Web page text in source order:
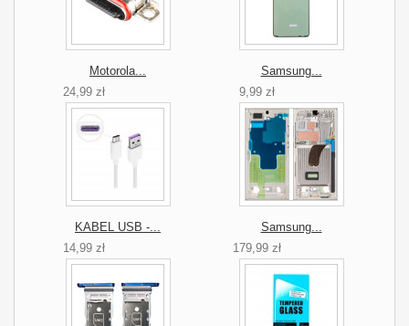
Motorola...
24,99 zł
Samsung...
9,99 zł
KABEL USB -...
14,99 zł
Samsung...
179,99 zł